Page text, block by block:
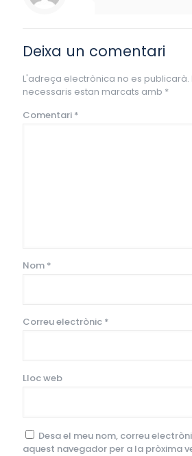
Deixa un comentari
L'adreça electrònica no es publicarà.
necessaris estan marcats amb *
Comentari *
Nom *
Correu electrònic *
Lloc web
Desa el meu nom, correu
aquest navegador per a la pròxima